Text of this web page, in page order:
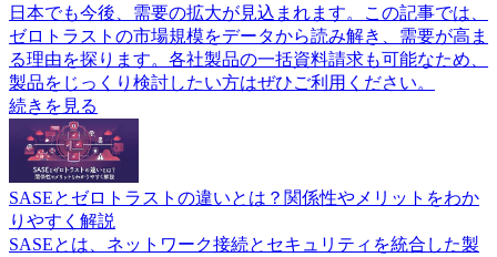
日本でも今後、需要の拡大が見込まれます。この記事では、
ゼロトラストの市場規模をデータから読み解き、需要が高ま
る理由を探ります。各社製品の一括資料請求も可能なため、
製品をじっくり検討したい方はぜひご利用ください。
続きを見る
SASEとゼロトラストの違いとは？関係性やメリットをわか
りやすく解説
SASEとは、ネットワーク接続とセキュリティを統合した製